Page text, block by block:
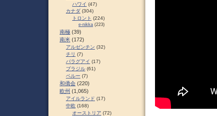
ハワイ (47)
カナダ (304)
トロント (224)
e-nikka (223)
南極 (39)
南米 (172)
アルゼンチン (32)
チリ (7)
パラグアイ (17)
ブラジル (61)
ペルー (7)
和僑会 (220)
欧州 (1,065)
アイルランド (17)
中欧 (168)
オーストリア (72)